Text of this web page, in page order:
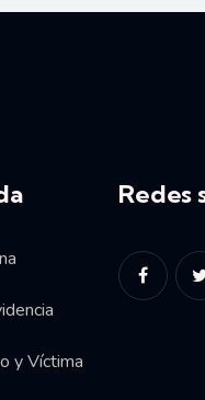
y Víctima
Redes